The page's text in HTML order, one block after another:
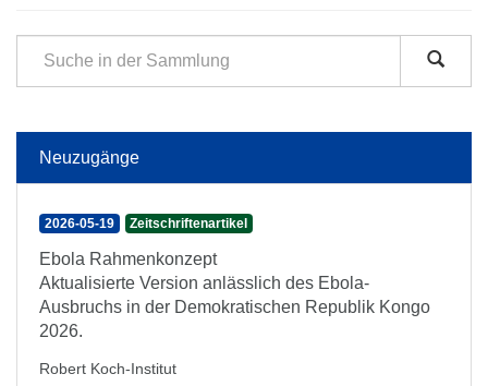
Neuzugänge
2026-05-19 Zeitschriftenartikel
Ebola Rahmenkonzept
Aktualisierte Version anlässlich des Ebola-
Ausbruchs in der Demokratischen Republik Kongo
2026.
Robert Koch-Institut